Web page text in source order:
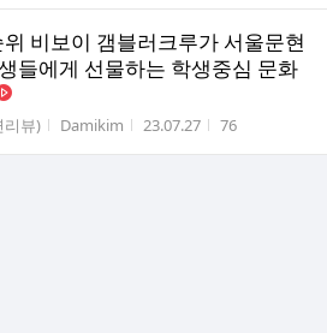
비보이 갬블러크루가 서울문현
들에게 선물하는 학생중심 문화
리뷰) 작성자
Damikim 작성시간
23.07.27 조회수
76